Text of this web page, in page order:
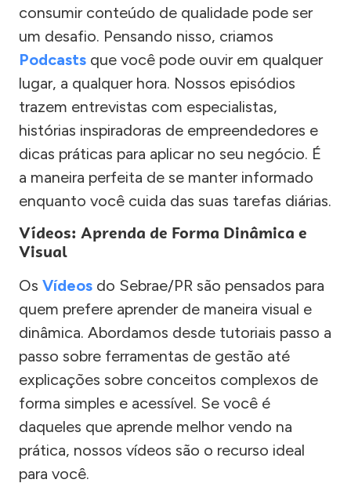
consumir conteúdo de qualidade pode ser
um desafio. Pensando nisso, criamos
Podcasts que você pode ouvir em qualquer
lugar, a qualquer hora. Nossos episódios
trazem entrevistas com especialistas,
histórias inspiradoras de empreendedores e
dicas práticas para aplicar no seu negócio. É
a maneira perfeita de se manter informado
enquanto você cuida das suas tarefas diárias.
Vídeos: Aprenda de Forma Dinâmica e
Visual
Os Vídeos do Sebrae/PR são pensados para
quem prefere aprender de maneira visual e
dinâmica. Abordamos desde tutoriais passo a
passo sobre ferramentas de gestão até
explicações sobre conceitos complexos de
forma simples e acessível. Se você é
daqueles que aprende melhor vendo na
prática, nossos vídeos são o recurso ideal
para você.